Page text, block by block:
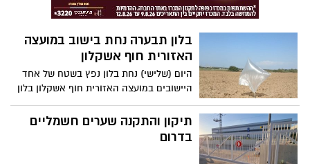
בלון תבערה נחת בישוב במועצה
האזורית חוף אשקלון
היום (שלישי) נחת בלון נפץ בשטח של אחד
היישובים במועצה האזורית חוף אשקלון בלון
ככל הנראה שוגר מרצועת עזה לשטח ישראל
הבלון נמצא בטיפול חבלן משטרתי.
תיקון והתקנה שערים חשמליים
בדרום